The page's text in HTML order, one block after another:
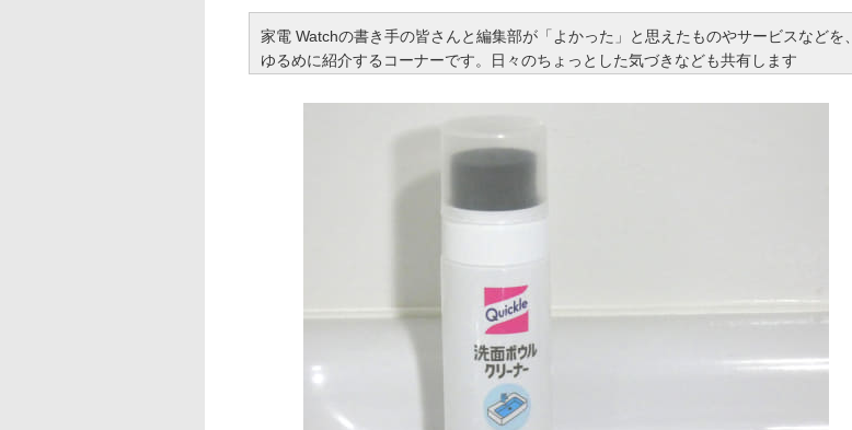
家電 Watchの書き手の皆さんと編集部が「よかった」と思えたものやサービスなどを、
ゆるめに紹介するコーナーです。日々のちょっとした気づきなども共有します